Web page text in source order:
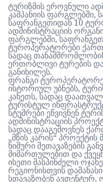
ტურიზმის ეროვნული
კამპანიისფარგლებში,
საფრანგეთიდან 10
ადმინისტრაციის
ფარგლებში,
ტუროპერატორები
სადაც
ერთობლივიტურების
განიხილეს.
ფრანგი
ისტორიულუბნებს,
კახეთს, სადაც
ტურისტულ
სტუმრებიეწვივნენ
ადმინისტრაციის
სადაცდააგემოვნეს
„მზისკარის“პროექტის
ნიშურიშეთავაზების
მიმართულებითდა
ისეთიმასპინძელი
რეგიონისთვის
სთავაზობენავთენტურ,